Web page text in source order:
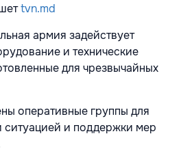
tvn.md
армия задействует
и технические
для чрезвычайных
оперативные группы для
ситуацией и поддержки мер